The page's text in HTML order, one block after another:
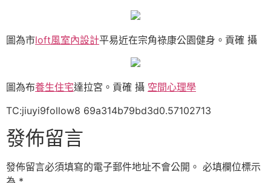
圖為市loft風室內設計平易近在宗角祿康公園健身。貢確 攝
圖為布養生住宅達拉宮。貢確 攝 空間心理學
TC:jiuyi9follow8 69a314b79bd3d0.57102713
發佈留言
發佈留言必須填寫的電子郵件地址不會公開。 必填欄位標示